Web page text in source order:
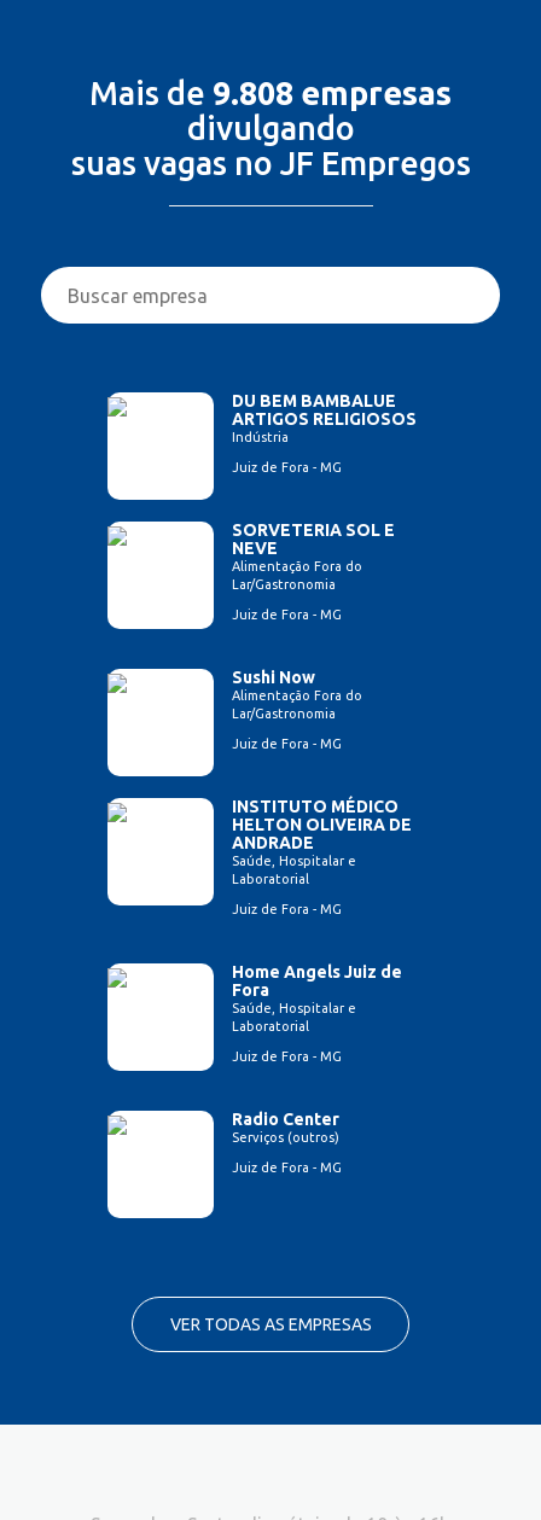
Mais de 9.808 empresas
divulgando
suas vagas no JF Empregos
DU BEM BAMBALUE
ARTIGOS RELIGIOSOS
Indústria
Juiz de Fora - MG
SORVETERIA SOL E
NEVE
Alimentação Fora do
Lar/Gastronomia
Juiz de Fora - MG
Sushi Now
Alimentação Fora do
Lar/Gastronomia
Juiz de Fora - MG
INSTITUTO MÉDICO
HELTON OLIVEIRA DE
ANDRADE
Saúde, Hospitalar e
Laboratorial
Juiz de Fora - MG
Home Angels Juiz de
Fora
Saúde, Hospitalar e
Laboratorial
Juiz de Fora - MG
Radio Center
Serviços (outros)
Juiz de Fora - MG
VER TODAS AS EMPRESAS